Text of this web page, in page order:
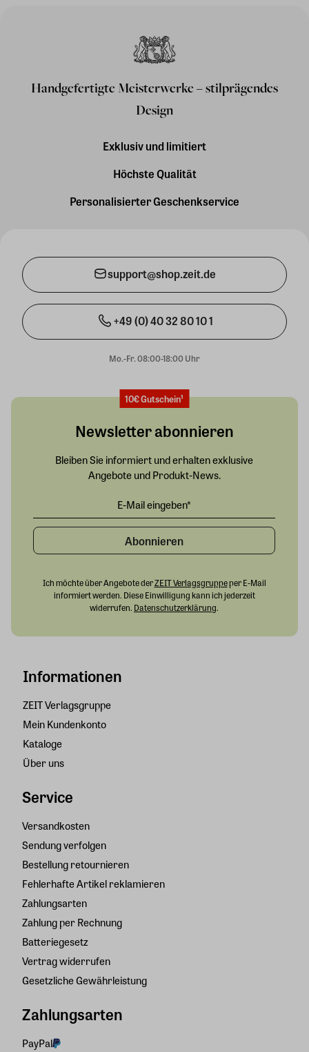
Handgefertigte Meisterwerke – stilprägendes
Design
Exklusiv und limitiert
Höchste Qualität
Personalisierter Geschenkservice
support@shop.zeit.de
+49 (0) 40 32 80 10 1
Mo.-Fr. 08:00-18:00 Uhr
Informationen
ZEIT Verlagsgruppe
Mein Kundenkonto
Kataloge
Über uns
Service
Versandkosten
Sendung verfolgen
Bestellung retournieren
Fehlerhafte Artikel reklamieren
Zahlungsarten
Zahlung per Rechnung
Batteriegesetz
Vertrag widerrufen
Gesetzliche Gewährleistung
Zahlungsarten
PayPal
10€ Gutschein¹
Newsletter abonnieren
Bleiben Sie informiert und erhalten exklusive
Angebote und Produkt-News.
Abonnieren
Ich möchte über Angebote derZEIT Verlagsgruppeper E-Mail
informiert werden. Diese Einwilligung kann ich jederzeit
widerrufen. Datenschutzerklärung.